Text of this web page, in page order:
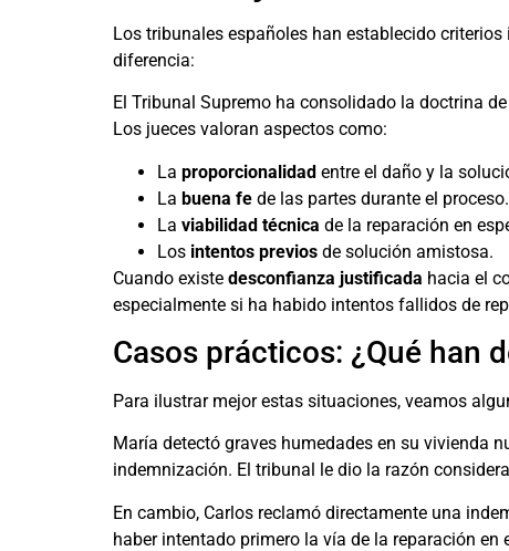
Los tribunales españoles han establecido
diferencia:
El Tribunal Supremo ha consolidado la doctrina
Los jueces valoran aspectos como:
La proporcionalidad entre el daño y la
La buena fe de las partes durante el proceso.
La viabilidad técnica de la reparación en
Los intentos previos de solución amistosa.
Cuando existe desconfianza justificada hacia el
especialmente si ha habido intentos fallidos de
Casos prácticos: ¿Qué han
Para ilustrar mejor estas situaciones, veamos
María detectó graves humedades en su vivienda
indemnización. El tribunal le dio la razón
En cambio, Carlos reclamó directamente una
haber intentado primero la vía de la reparación